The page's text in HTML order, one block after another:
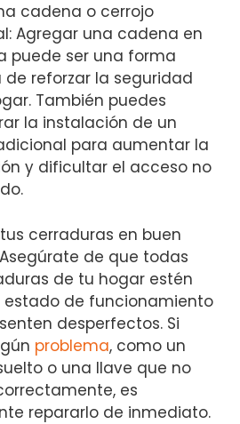
cadena⁢ o cerrojo
Agregar una cadena en
puede ser una ‌forma
reforzar la seguridad
También puedes
la instalación de un
para aumentar la⁣
y dificultar el acceso no
cerraduras en buen
​de ​que todas
⁣de tu hogar estén
estado de funcionamiento
desperfectos. Si
problema, como un
o una llave que no
es
repararlo de inmediato.